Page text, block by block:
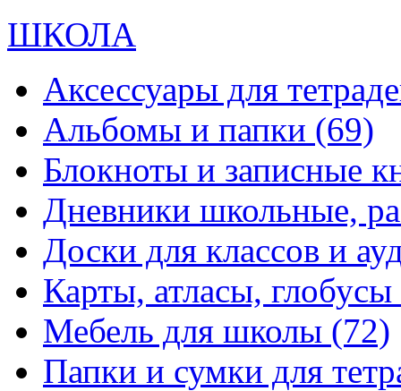
ШКОЛА
Аксессуары для
Альбомы и папки (69)
Блокноты и записные
Дневники школьные,
Доски для классов и
Карты, атласы, глобусы
Мебель для школы (72)
Папки и сумки для